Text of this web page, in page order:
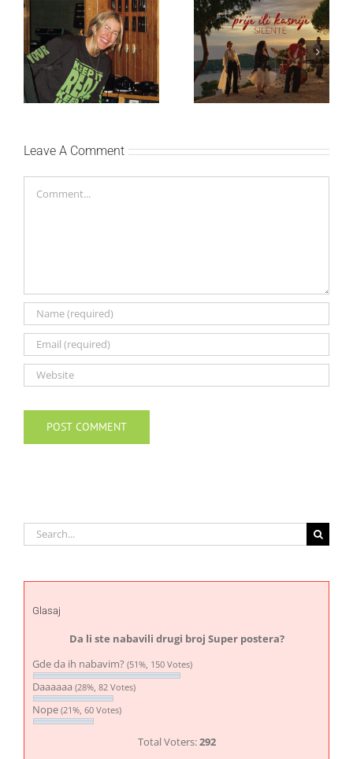
Ellie Goulding otkriva
nežniju stranu novim
singlom „4 Seasons“
Silente objavio novi
singl “Prije ili kasnije”
Leave A Comment
Search
for:
Glasaj
Da li ste nabavili drugi broj Super postera?
Gde da ih nabavim? (51%, 150 Votes)
Daaaaaa (28%, 82 Votes)
Nope (21%, 60 Votes)
Total Voters:292